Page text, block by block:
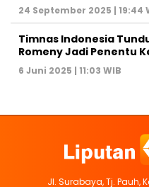
24 September 2025 | 19:44
Timnas Indonesia
Romeny Jadi Penentu
6 Juni 2025 | 11:03 WIB
Jl. Surabaya, Tj. Pauh,